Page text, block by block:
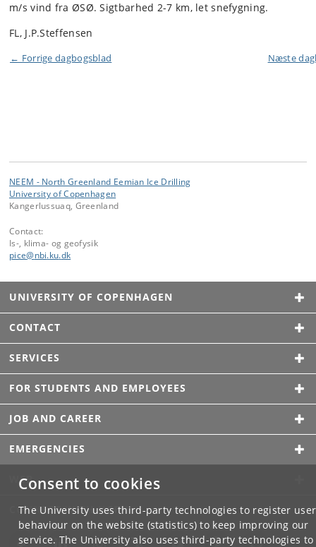
Consent to cookies
The University uses third-party technologies to register user
behaviour on the website (statistics) to keep improving our
service. The University also uses third-party technologies to
m/s vind fra ØSØ. Sigtbarhed 2-7 km, let snefygning.
FL, J.P.Steffensen
← Forrige dagbogsblad Næste
NEEM - North Greenland Eemian Ice Drilling
University of Copenhagen
Kangerlussuaq, Greenland
Contact:
Is-, klima- og geofysik
pice@nbi.ku.dk
UNIVERSITY OF COPENHAGEN
CONTACT
SERVICES
FOR STUDENTS AND EMPLOYEES
JOB AND CAREER
EMERGENCIES
WEB
CONNECT WITH UCPH